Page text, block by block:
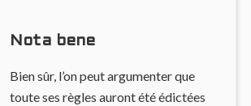
Nota bene
Bien sûr, l’on peut argumenter que
toute ses règles auront été édictées